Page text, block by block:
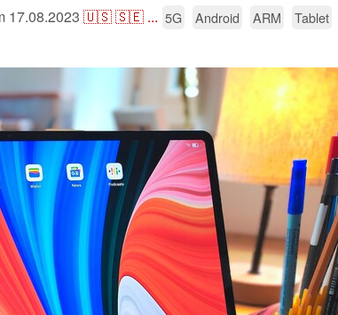
17.08.2023 🇺🇸🇸🇪 ... 5G Android ARM
Tablet